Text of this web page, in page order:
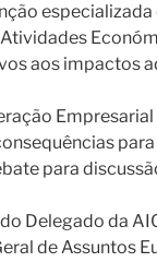
aos impactos
para
Delegado da
de Assuntos